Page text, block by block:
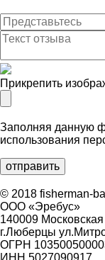
Прикрепить
Заполняя данную
использования
© 2018 fisherman-
ООО «Эребус»
140009 Московская
г.Люберцы
ОГРН
ИНН 5027090917